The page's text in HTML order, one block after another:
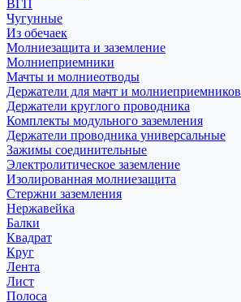
ВГП
Чугунные
Из обечаек
Молниезащита и заземление
Молниеприемники
Мачты и молниеотводы
Держатели для мачт и молниеприемников
Держатели круглого проводника
Комплекты модульного заземления
Держатели проводника универсальные
Зажимы соединительные
Электролитическое заземление
Изолированная молниезащита
Стержни заземления
Нержавейка
Балки
Квадрат
Круг
Лента
Лист
Полоса